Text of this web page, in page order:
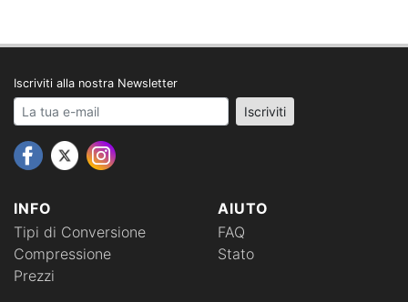
INFO
Tipi di Conversione
Compressione
Prezzi
AIUTO
FAQ
Stato
Iscriviti alla nostra Newsletter
Your email address Iscriviti